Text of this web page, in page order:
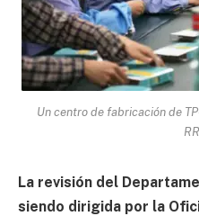
Un centro de fabricación de
La revisión del
siendo dirigida por la